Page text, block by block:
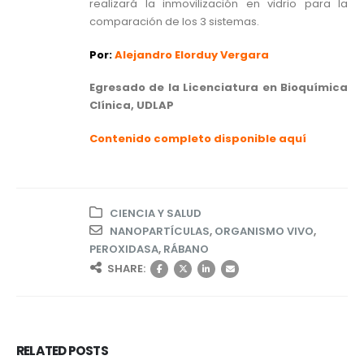
realizará la inmovilización en vidrio para la
comparación de los 3 sistemas.
Por:Alejandro Elorduy Vergara
Egresado de la Licenciatura en Bioquímica
Clínica, UDLAP
Contenido completo disponible aquí
CIENCIA Y SALUD
NANOPARTÍCULAS, ORGANISMO VIVO,
PEROXIDASA, RÁBANO
SHARE:
RELATEDPOSTS